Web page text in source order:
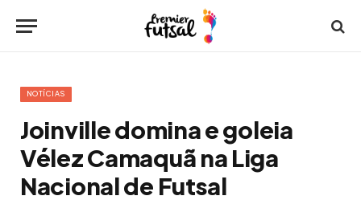
NOTÍCIAS
Joinville domina e goleia
Vélez Camaquã na Liga
Nacional de Futsal